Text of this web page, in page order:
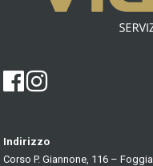
Indirizzo
Corso P. Giannone, 116 – Foggia